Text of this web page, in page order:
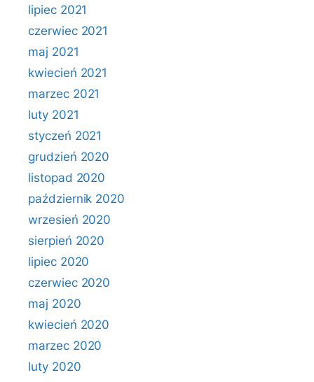
lipiec 2021
czerwiec 2021
maj 2021
kwiecień 2021
marzec 2021
luty 2021
styczeń 2021
grudzień 2020
listopad 2020
październik 2020
wrzesień 2020
sierpień 2020
lipiec 2020
czerwiec 2020
maj 2020
kwiecień 2020
marzec 2020
luty 2020